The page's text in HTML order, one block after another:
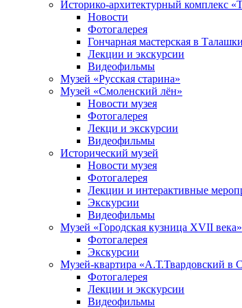
Историко-архитектурный комплекс
Новости
Фотогалерея
Гончарная мастерская в
Лекции и экскурсии
Видеофильмы
Музей «Русская старина»
Музей «Смоленский лён»
Новости музея
Фотогалерея
Лекци и экскурсии
Видеофильмы
Исторический музей
Новости музея
Фотогалерея
Лекции и интерактивные
Экскурсии
Видеофильмы
Музей «Городская кузница XVII века»
Фотогалерея
Экскурсии
Музей-квартира «А.Т.Твардовский в
Фотогалерея
Лекции и экскурсии
Видеофильмы